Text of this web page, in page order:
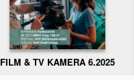
FILM & TV KAMERA 6.2025